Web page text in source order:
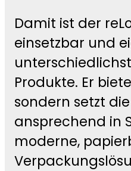
Damit ist der
einsetzbar und
Produkte. Er
sondern setzt
ansprechend in
moderne,